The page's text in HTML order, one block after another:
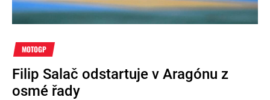
MOTOGP
Filip Salač odstartuje v Aragónu z
osmé řady